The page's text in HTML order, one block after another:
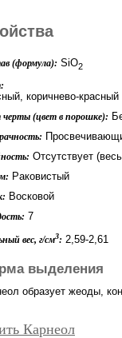
(формула): SiO2
коричнево-красный
черты (цвет в порошке):
Отсутствует
Раковистый
Восковой
7
вес, г/см3: 2,59-2,61
выделения
образует жеоды,
Карнеол